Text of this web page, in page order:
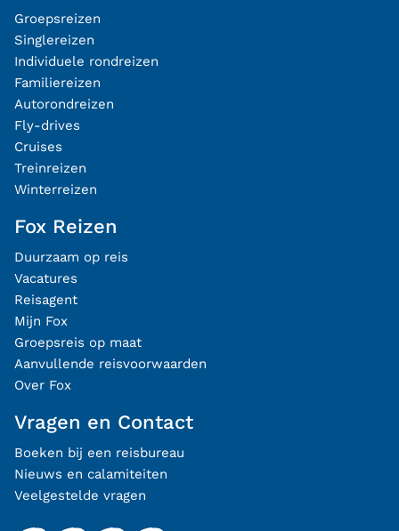
Groepsreizen
Singlereizen
Individuele rondreizen
Familiereizen
Autorondreizen
Fly-drives
Cruises
Treinreizen
Winterreizen
Fox Reizen
Duurzaam op reis
Vacatures
Reisagent
Mijn Fox
Groepsreis op maat
Aanvullende reisvoorwaarden
Over Fox
Vragen en Contact
Boeken bij een reisbureau
Nieuws en calamiteiten
Veelgestelde vragen